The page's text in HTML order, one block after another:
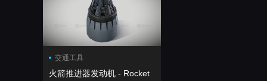
交通工具
火箭推进器发动机 - Rocket